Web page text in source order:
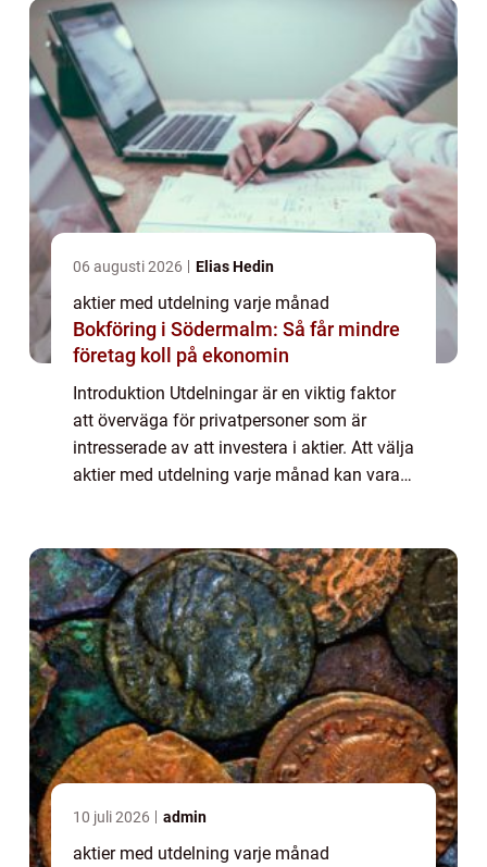
06 augusti 2026 Elias Hedin
aktier med utdelning varje månad
Bokföring i Södermalm: Så får mindre
företag koll på ekonomin
Introduktion Utdelningar är en viktig faktor
att överväga för privatpersoner som är
intresserade av att investera i aktier. Att välja
aktier med utdelning varje månad kan vara
10 juli 2026 admin
aktier med utdelning varje månad